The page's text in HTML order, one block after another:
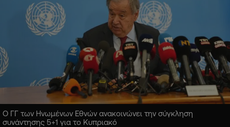
Ο ΓΓ των Ηνωμένων Εθνών ανακοινώνει την σύγκληση
συνάντησης 5+1 για το Κυπριακό